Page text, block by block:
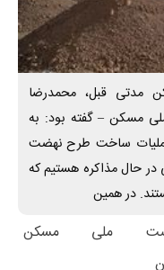
مدتی قبل، محمدرضا
مسکن – گفته بود: به
عملیات ساخت طرح نهضت
بین‌المللی در حال مذاکره هستیم که
در همین
ملی مسکن